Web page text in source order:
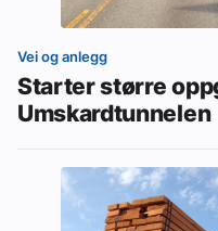
Vei og anlegg
Starter større
Umskardtunnelen